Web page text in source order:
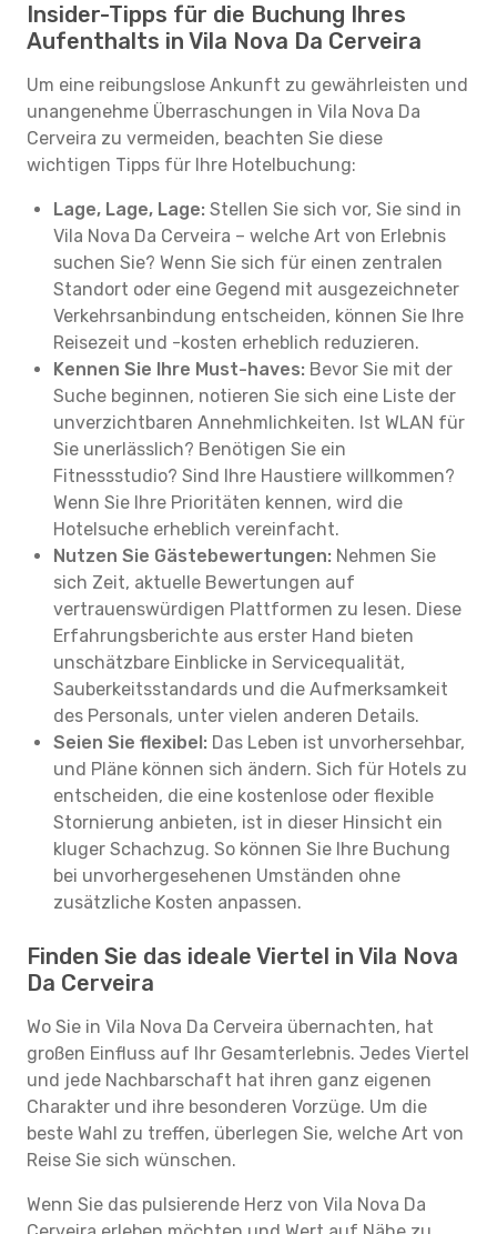
Insider-Tipps für die Buchung Ihres
Aufenthalts in Vila Nova Da Cerveira
Um eine reibungslose Ankunft zu gewährleisten und
unangenehme Überraschungen in Vila Nova Da
Cerveira zu vermeiden, beachten Sie diese
wichtigen Tipps für Ihre Hotelbuchung:
Lage, Lage, Lage: Stellen Sie sich vor, Sie sind in
Vila Nova Da Cerveira – welche Art von Erlebnis
suchen Sie? Wenn Sie sich für einen zentralen
Standort oder eine Gegend mit ausgezeichneter
Verkehrsanbindung entscheiden, können Sie Ihre
Reisezeit und -kosten erheblich reduzieren.
Kennen Sie Ihre Must-haves: Bevor Sie mit der
Suche beginnen, notieren Sie sich eine Liste der
unverzichtbaren Annehmlichkeiten. Ist WLAN für
Sie unerlässlich? Benötigen Sie ein
Fitnessstudio? Sind Ihre Haustiere willkommen?
Wenn Sie Ihre Prioritäten kennen, wird die
Hotelsuche erheblich vereinfacht.
Nutzen Sie Gästebewertungen: Nehmen Sie
sich Zeit, aktuelle Bewertungen auf
vertrauenswürdigen Plattformen zu lesen. Diese
Erfahrungsberichte aus erster Hand bieten
unschätzbare Einblicke in Servicequalität,
Sauberkeitsstandards und die Aufmerksamkeit
des Personals, unter vielen anderen Details.
Seien Sie flexibel: Das Leben ist unvorhersehbar,
und Pläne können sich ändern. Sich für Hotels zu
entscheiden, die eine kostenlose oder flexible
Stornierung anbieten, ist in dieser Hinsicht ein
kluger Schachzug. So können Sie Ihre Buchung
bei unvorhergesehenen Umständen ohne
zusätzliche Kosten anpassen.
Finden Sie das ideale Viertel in Vila Nova
Da Cerveira
Wo Sie in Vila Nova Da Cerveira übernachten, hat
großen Einfluss auf Ihr Gesamterlebnis. Jedes Viertel
und jede Nachbarschaft hat ihren ganz eigenen
Charakter und ihre besonderen Vorzüge. Um die
beste Wahl zu treffen, überlegen Sie, welche Art von
Reise Sie sich wünschen.
Wenn Sie das pulsierende Herz von Vila Nova Da